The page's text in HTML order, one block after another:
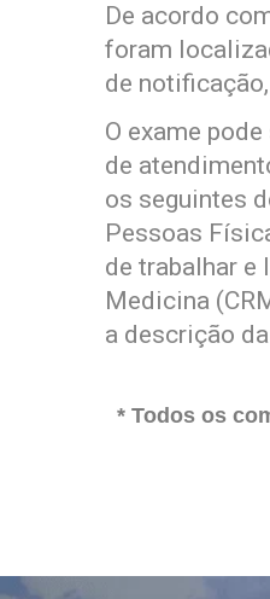
De acordo
foram
de
O exame
de
os seguintes
Pessoas
de trabalhar e
Medicina
a descrição
* Todos os